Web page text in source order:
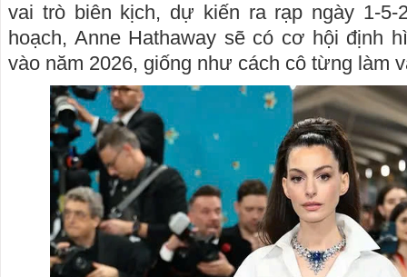
vai trò biên kịch, dự kiến ra rạp ngày 1-5-
hoạch, Anne Hathaway sẽ có cơ hội định
vào năm 2026, giống như cách cô từng làm